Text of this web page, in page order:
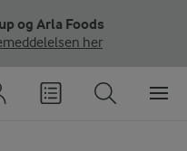
og Arla Foods
her